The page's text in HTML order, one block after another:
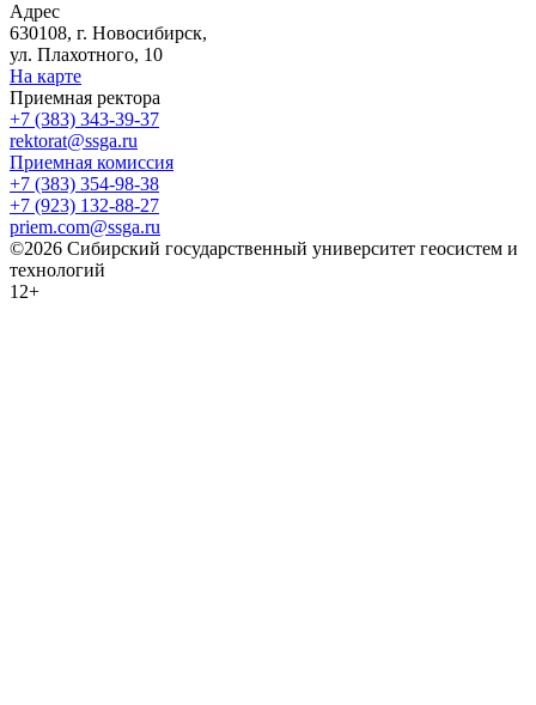
Адрес
630108, г. Новосибирск,
ул. Плахотного, 10
На карте
Приемная ректора
+7 (383) 343-39-37
rektorat@ssga.ru
Приемная комиссия
+7 (383) 354-98-38
+7 (923) 132-88-27
priem.com@ssga.ru
©2026 Сибирский государственный университет геосистем и
технологий
12+